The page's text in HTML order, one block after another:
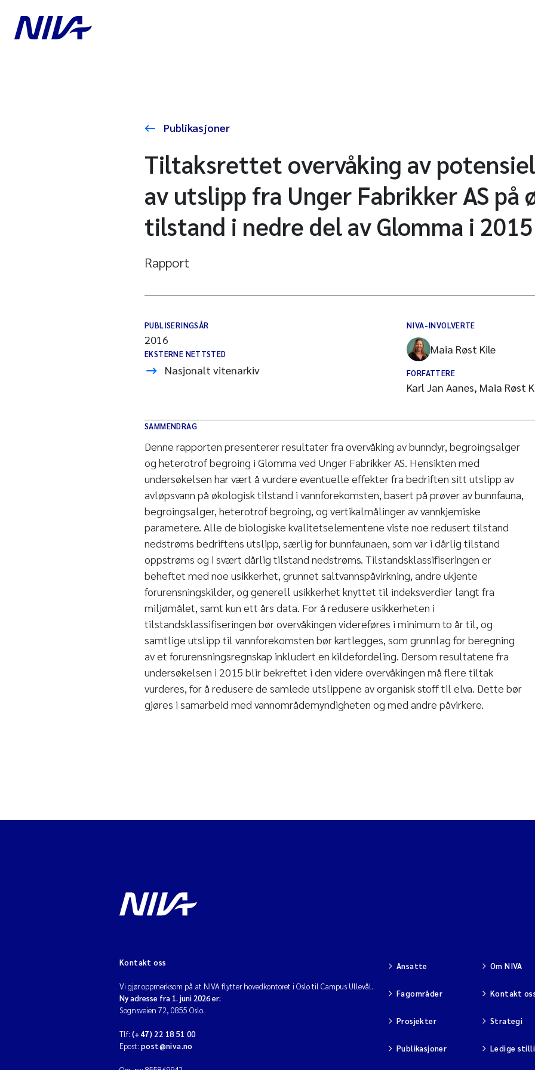
Publikasjoner
Tiltaksrettet overvåking av
av utslipp fra Unger Fabrikker AS på
tilstand i nedre del av Glomma i 2015
Rapport
PUBLISERINGSÅR
2016
EKSTERNE NETTSTED
Nasjonalt vitenarkiv
NIVA-INVOLVERTE
Maia Røst Kile
FORFATTERE
Karl Jan Aanes, Maia Røst
SAMMENDRAG
Denne rapporten presenterer resultater fra overvåking av bunndyr, begroingsalger
og heterotrof begroing i Glomma ved Unger Fabrikker AS. Hensikten med
undersøkelsen har vært å vurdere eventuelle effekter fra bedriften sitt utslipp av
avløpsvann på økologisk tilstand i vannforekomsten, basert på prøver av bunnfauna,
begroingsalger, heterotrof begroing, og vertikalmålinger av vannkjemiske
parametere. Alle de biologiske kvalitetselementene viste noe redusert tilstand
nedstrøms bedriftens utslipp, særlig for bunnfaunaen, som var i dårlig tilstand
oppstrøms og i svært dårlig tilstand nedstrøms. Tilstandsklassifiseringen er
beheftet med noe usikkerhet, grunnet saltvannspåvirkning, andre ukjente
forurensningskilder, og generell usikkerhet knyttet til indeksverdier langt fra
miljømålet, samt kun ett års data. For å redusere usikkerheten i
tilstandsklassifiseringen bør overvåkingen videreføres i minimum to år til, og
samtlige utslipp til vannforekomsten bør kartlegges, som grunnlag for beregning
av et forurensningsregnskap inkludert en kildefordeling. Dersom resultatene fra
undersøkelsen i 2015 blir bekreftet i den videre overvåkingen må flere tiltak
vurderes, for å redusere de samlede utslippene av organisk stoff til elva. Dette bør
gjøres i samarbeid med vannområdemyndigheten og med andre påvirkere.
Kontakt oss
Vi gjør oppmerksom på at NIVA flytter hovedkontoret i Oslo til Campus Ullevål.
Ny adresse fra 1. juni 2026 er:
Sognsveien 72, 0855 Oslo.
Tlf: (+47) 22 18 51 00
Epost: post@niva.no
Ansatte
Fagområder
Prosjekter
Publikasjoner
Om NIVA
Kontakt
Strategi
Ledige